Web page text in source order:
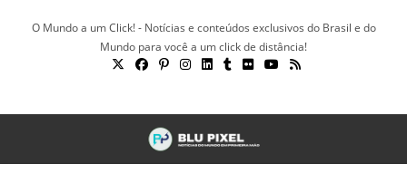
O Mundo a um Click! - Notícias e conteúdos exclusivos do Brasil e do
Mundo para você a um click de distância!